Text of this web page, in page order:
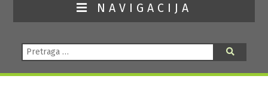
NAVIGACIJA
Pretraga: